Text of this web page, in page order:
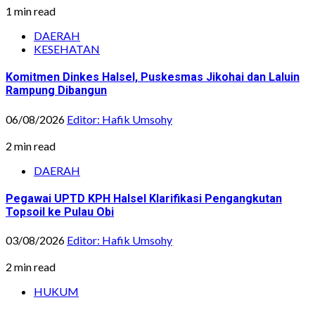
1 min read
DAERAH
KESEHATAN
Komitmen Dinkes Halsel, Puskesmas Jikohai dan Laluin
Rampung Dibangun
06/08/2026 Editor: Hafik Umsohy
2 min read
DAERAH
Pegawai UPTD KPH Halsel Klarifikasi Pengangkutan
Topsoil ke Pulau Obi
03/08/2026 Editor: Hafik Umsohy
2 min read
HUKUM